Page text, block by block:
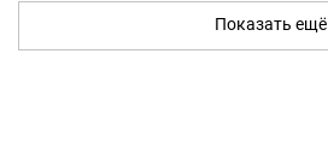
Показать ещё